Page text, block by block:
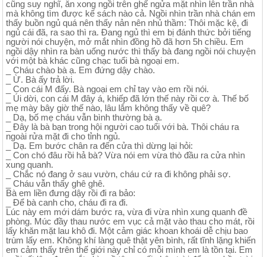
cũng suy nghĩ, ăn xong ngồi trên ghế ngửa mặt nhìn lên trần nhà
mà không tìm được kế sách nào cả. Ngồi nhìn trần nhà chán em
thấy buồn ngủ quá nên thấy nản nên nhủ thầm: Thôi mặc kệ, đi
ngủ cái đã, ra sao thì ra. Đang ngủ thì em bị đánh thức bởi tiếng
người nói chuyện, mở mắt nhìn đồng hồ đã hơn 5h chiều. Em
ngồi dậy nhìn ra bàn uống nước thì thấy bà đang ngồi nói chuyện
với một bà khác cũng chạc tuổi bà ngoại em.
_ Cháu chào bà ạ. Em đứng dậy chào.
_ Ừ. Bà ấy trả lời.
_ Con cái M đấy. Bà ngoại em chỉ tay vào em rồi nói.
_ Úi dời, con cái M đây á, khiếp đã lớn thế này rồi cơ à. Thế bố
mẹ mày bây giờ thế nào, lâu lắm không thấy về quê?
_ Dạ, bố mẹ cháu vẫn bình thường bà ạ.
_ Đây là bà bạn trong hội người cao tuổi với bà. Thôi cháu ra
ngoài rửa mặt đi cho tỉnh ngủ.
_ Dạ. Em bước chân ra đến cửa thì dừng lại hỏi:
_ Con chó đâu rồi hả bà? Vừa nói em vừa thò đầu ra cửa nhìn
xung quanh.
_ Chắc nó đang ở sau vườn, cháu cứ ra đi không phải sợ.
_ Cháu vẫn thấy ghê ghê.
Bà em liền đưng dậy rồi đi ra bảo:
_ Để bà canh cho, cháu đi ra đi.
Lúc này em mới dám bước ra, vừa đi vừa nhìn xung quanh đề
phòng. Múc đầy thau nước em vục cả mặt vào thau cho mát, rồi
lấy khăn mặt lau khô đi. Một cảm giác khoan khoái dễ chịu bao
trùm lấy em. Không khí làng quê thật yên bình, rất tĩnh lặng khiến
em cảm thấy trên thế giới này chỉ có mỗi mình em là tồn tại. Em